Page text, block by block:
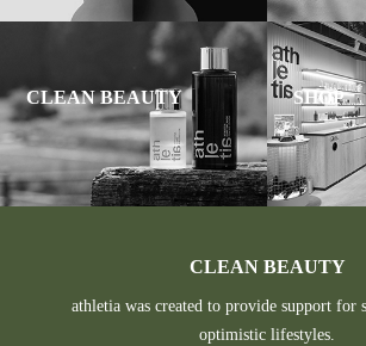
CLEAN BEAUTY SHOP
CLEAN BEAUTY
athletia was created to provide support for
optimistic lifestyles.